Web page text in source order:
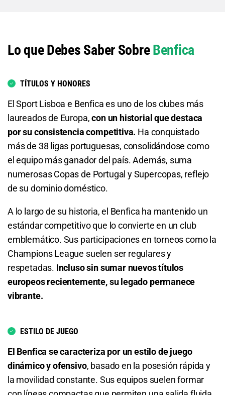
Total de Goles - Más de 1.5
Total de Goles - Menos de 1.5
5.50 S/ 55 S/ 45
Total de Goles - Más de 2.5
S/ 14,70
2.72
Total de Goles - Más de 3.5
2.15 S/ 21,50 S/ 11,50
Total de Goles - Menos de 3.5
3.50 S/ 35 S/ 25
Total de Goles - Menos de 4.5
2.32 S/ 23,20 S/ 13,20
Hearts o Benfica
1.20 S/ 12 S/ 2
Benfica o Empate
1.09 S/ 10,90
Total de Goles - Más de 0.5
1.03 S/ 10,30 S/ 0,30
Total de Goles - Más de 1.5
Total de Goles - Más de 2.5
S/ 4,70
Lo que Debes Saber SobreBenfica
TÍTULOS Y HONORES
El Sport Lisboa e Benfica es uno de los clubes más
laureados de Europa,con un historial que destaca
por su consistencia competitiva. Ha conquistado
más de 38 ligas portuguesas, consolidándose como
el equipo más ganador del país. Además, suma
numerosas Copas de Portugal y Supercopas, reflejo
de su dominio doméstico.
A lo largo de su historia, el Benfica ha mantenido un
estándar competitivo que lo convierte en un club
emblemático. Sus participaciones en torneos como la
Champions League suelen ser regulares y
respetadas. Incluso sin sumar nuevos títulos
europeos recientemente, su legado permanece
vibrante.
ESTILO DE JUEGO
El Benfica se caracteriza por un estilo de juego
dinámico y ofensivo, basado en la posesión rápida y
la movilidad constante. Sus equipos suelen formar